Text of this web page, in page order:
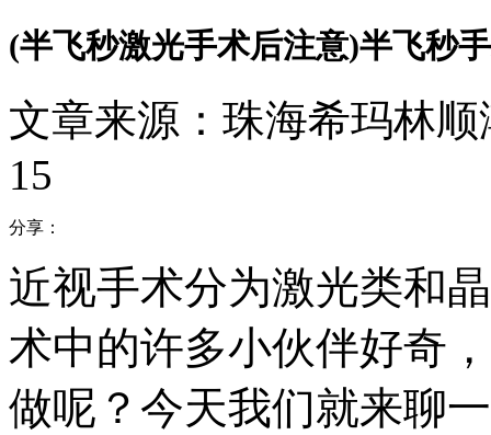
(半飞秒激光手术后注意)半飞秒
文章来源：珠海希玛林
15
分享：
近视手术分为激光类和
术中的许多小伙伴好奇
做呢？今天我们就来聊